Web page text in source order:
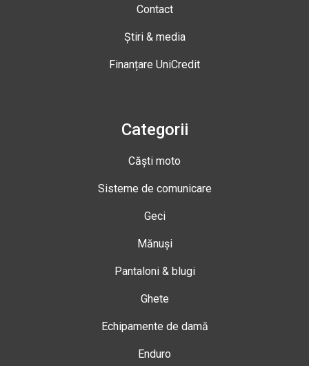
Contact
Știri & media
Finanțare UniCredit
Categorii
Căști moto
Sisteme de comunicare
Geci
Mănuși
Pantaloni & blugi
Ghete
Echipamente de damă
Enduro